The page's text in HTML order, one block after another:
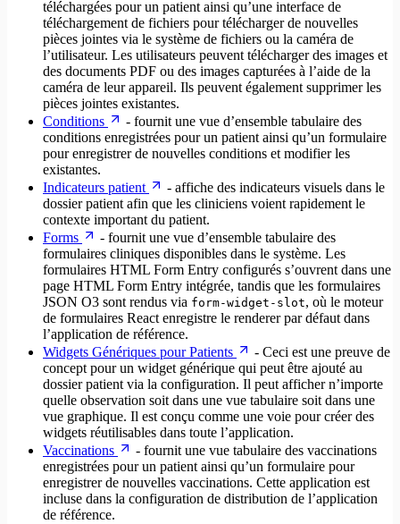
téléchargées pour un patient ainsi qu’une interface de
téléchargement de fichiers pour télécharger de nouvelles
pièces jointes via le système de fichiers ou la caméra de
l’utilisateur. Les utilisateurs peuvent télécharger des images et
des documents PDF ou des images capturées à l’aide de la
caméra de leur appareil. Ils peuvent également supprimer les
pièces jointes existantes.
Conditions
- fournit une vue d’ensemble tabulaire des
conditions enregistrées pour un patient ainsi qu’un formulaire
pour enregistrer de nouvelles conditions et modifier les
existantes.
Indicateurs patient
- affiche des indicateurs visuels dans le
dossier patient afin que les cliniciens voient rapidement le
contexte important du patient.
Forms
- fournit une vue d’ensemble tabulaire des
formulaires cliniques disponibles dans le système. Les
formulaires HTML Form Entry configurés s’ouvrent dans une
page HTML Form Entry intégrée, tandis que les formulaires
JSON O3 sont rendus via form-widget-slot, où le moteur
de formulaires React enregistre le renderer par défaut dans
l’application de référence.
Widgets Génériques pour Patients
- Ceci est une preuve de
concept pour un widget générique qui peut être ajouté au
dossier patient via la configuration. Il peut afficher n’importe
quelle observation soit dans une vue tabulaire soit dans une
vue graphique. Il est conçu comme une voie pour créer des
widgets réutilisables dans toute l’application.
Vaccinations
- fournit une vue tabulaire des vaccinations
enregistrées pour un patient ainsi qu’un formulaire pour
enregistrer de nouvelles vaccinations. Cette application est
incluse dans la configuration de distribution de l’application
de référence.